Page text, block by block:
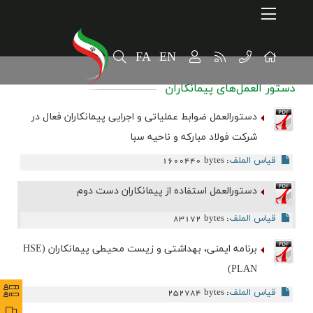
EN
FA
ارتباطات و توسعه برند سازمانی
سهامداران
الخبر
معلومات المنتج
دستور العمل‌های پیمانکاران
دستورالعمل ضوابط عملیاتی و اجرایی پیمانکاران فعال در
شرکت فولاد مبارکه و ناحیه سبا
قیاس الملف:
1600440 bytes
دستورالعمل استفاده از پيمانکاران دست دوم
قیاس الملف:
83172 bytes
برنامه ایمنی، بهداشتی و زیست محیطی پیمانکاران (HSE
PLAN)
قیاس الملف:
252784 bytes